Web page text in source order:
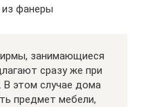
фанеры
занимающиеся
сразу же при
В этом случае дома
предмет мебели,